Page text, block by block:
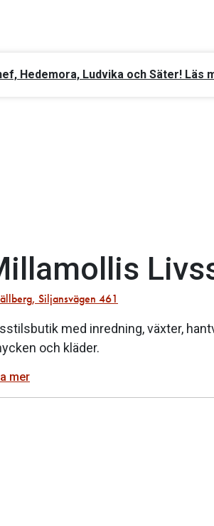
Hedemora, Ludvika och Säter! Läs
Siljansvägen 461
med inredning, växter,
och kläder.
mer